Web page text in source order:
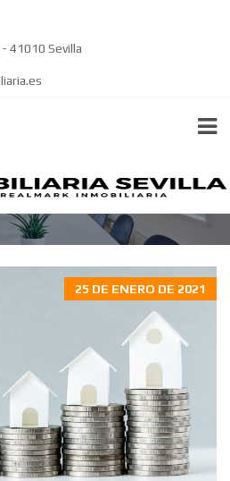
41010 Sevilla
EN SEVILLA
25 DE ENERO DE 2021